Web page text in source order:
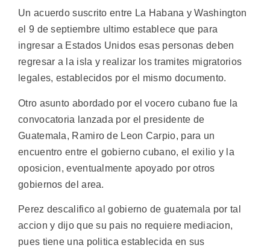
Un acuerdo suscrito entre La Habana y Washington
el 9 de septiembre ultimo establece que para
ingresar a Estados Unidos esas personas deben
regresar a la isla y realizar los tramites migratorios
legales, establecidos por el mismo documento.
Otro asunto abordado por el vocero cubano fue la
convocatoria lanzada por el presidente de
Guatemala, Ramiro de Leon Carpio, para un
encuentro entre el gobierno cubano, el exilio y la
oposicion, eventualmente apoyado por otros
gobiernos del area.
Perez descalifico al gobierno de guatemala por tal
accion y dijo que su pais no requiere mediacion,
pues tiene una politica establecida en sus